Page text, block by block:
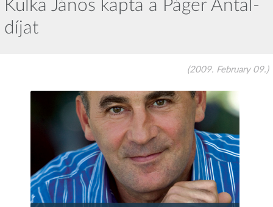
Kulka János kapta a Páger Antal-
díjat
(2009. February 09.)